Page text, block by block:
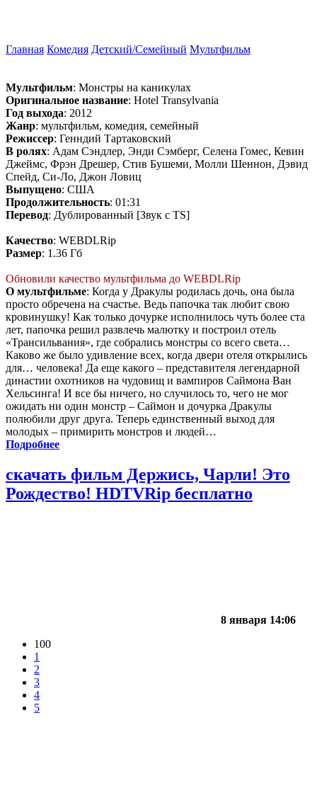
Главная Комедия Детский/Семейный Мультфильм
Мультфильм: Монстры на каникулах
Оригинальное название: Hotel Transylvania
Год выхода: 2012
Жанр: мультфильм, комедия, семейный
Режиссер: Генндий Тартаковский
В ролях: Адам Сэндлер, Энди Сэмберг, Селена Гомес, Кевин
Джеймс, Фрэн Дрешер, Стив Бушеми, Молли Шеннон, Дэвид
Спейд, Си-Ло, Джон Ловиц
Выпущено: США
Продолжительность: 01:31
Перевод: Дублированный [Звук с TS]
Качество: WEBDLRip
Размер: 1.36 Гб
Обновили качество мультфильма до WEBDLRip
О мультфильме: Когда у Дракулы родилась дочь, она была
просто обречена на счастье. Ведь папочка так любит свою
кровинушку! Как только дочурке исполнилось чуть более ста
лет, папочка решил развлечь малютку и построил отель
«Трансильвания», где собрались монстры со всего света…
Каково же было удивление всех, когда двери отеля открылись
для… человека! Да еще какого – представителя легендарной
династии охотников на чудовищ и вампиров Саймона Ван
Хельсинга! И все бы ничего, но случилось то, чего не мог
ожидать ни один монстр – Саймон и дочурка Дракулы
полюбили друг друга. Теперь единственный выход для
молодых – примирить монстров и людей…
Подробнее
скачать фильм Держись, Чарли! Это
Рождество! HDTVRip бесплатно
8 января 14:06
100
1
2
3
4
5